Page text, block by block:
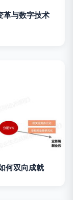
革与数字技术
何双向成就